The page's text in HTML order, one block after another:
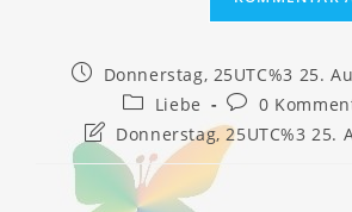
Beitrag
veröffentlicht:
Donnerstag, 25UTC%3 25.
Beitrags-
Kategorie:
Liebe
Beitrags-
Kommentare:
0
Beitrag
zuletzt
geändert
am:
Donnerstag, 25UTC%3 25.